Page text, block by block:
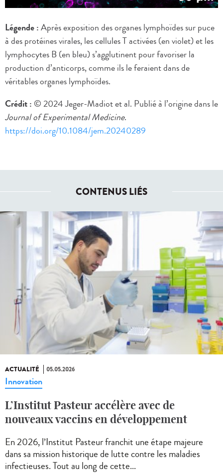
Légende :Après exposition des organes lymphoïdes sur puce
à des protéines virales, les cellules T activées (en violet) et les
lymphocytes B (en bleu) s’agglutinent pour favoriser la
production d’anticorps, comme ils le feraient dans de
véritables organes lymphoïdes.
Crédit : © 2024 Jeger-Madiot et al. Publié à l’origine dans le
Journal of Experimental Medicine.
https://doi.org/10.1084/jem.20240289
CONTENUS LIÉS
ACTUALITÉ 05.05.2026
Innovation
L’Institut Pasteur accélère avec de
nouveaux vaccins en développement
En 2026, l’Institut Pasteur franchit une étape majeure
dans sa mission historique de lutte contre les maladies
infectieuses. Tout au long de cette...